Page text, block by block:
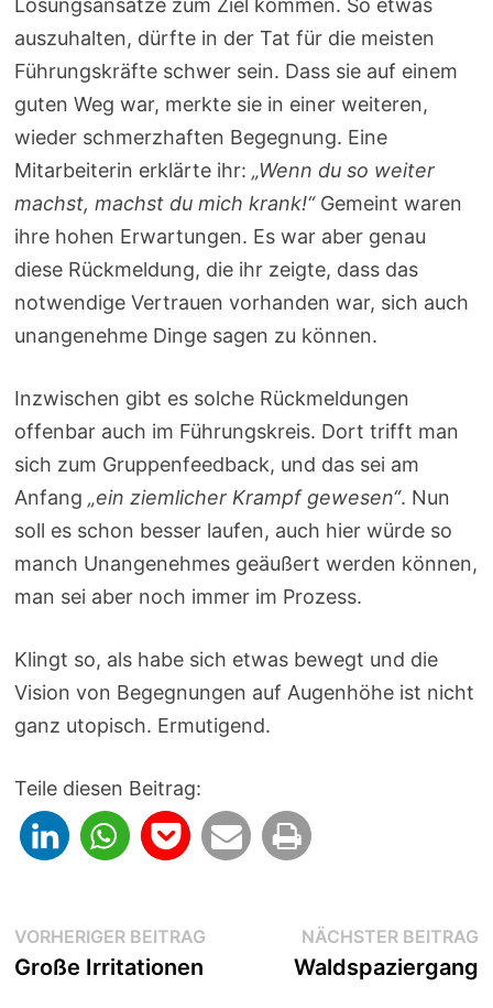
Lösungsansätze zum Ziel kommen. So etwas
auszuhalten, dürfte in der Tat für die meisten
Führungskräfte schwer sein. Dass sie auf einem
guten Weg war, merkte sie in einer weiteren,
wieder schmerzhaften Begegnung. Eine
Mitarbeiterin erklärte ihr:„Wenn du so weiter
machst, machst du mich krank!“Gemeint waren
ihre hohen Erwartungen. Es war aber genau
diese Rückmeldung, die ihr zeigte, dass das
notwendige Vertrauen vorhanden war, sich auch
unangenehme Dinge sagen zu können.
Inzwischen gibt es solche Rückmeldungen
offenbar auch im Führungskreis. Dort trifft man
sich zum Gruppenfeedback, und das sei am
Anfang„ein ziemlicher Krampf gewesen“. Nun
soll es schon besser laufen, auch hier würde so
manch Unangenehmes geäußert werden können,
man sei aber noch immer im Prozess.
Klingt so, als habe sich etwas bewegt und die
Vision von Begegnungen auf Augenhöhe ist nicht
ganz utopisch. Ermutigend.
Teile diesen Beitrag:
Beitragsnavigation
VORHERIGER BEITRAG Vorheriger
Große Irritationen
NÄCHSTER BEITRAG
Waldspaziergang